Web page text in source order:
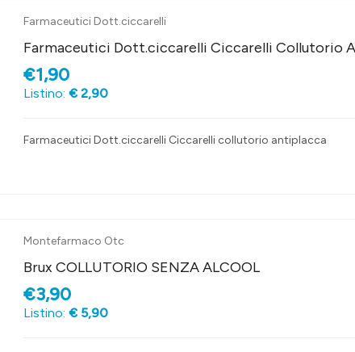
Farmaceutici Dott.ciccarelli
Farmaceutici Dott.ciccarelli Ciccarelli Collutorio
€1,90
Listino: € 2,90
Farmaceutici Dott.ciccarelli Ciccarelli collutorio antiplacca
Montefarmaco Otc
Brux COLLUTORIO SENZA ALCOOL
€3,90
Listino: € 5,90